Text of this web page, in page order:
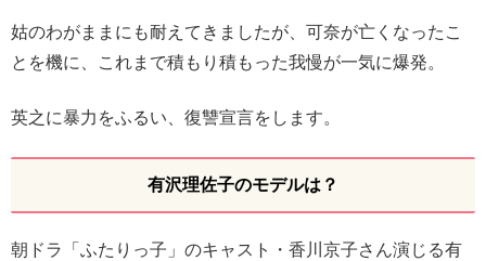
姑のわがままにも耐えてきましたが、可奈が亡くなったこ
とを機に、これまで積もり積もった我慢が一気に爆発。
英之に暴力をふるい、復讐宣言をします。
有沢理佐子のモデルは？
朝ドラ「ふたりっ子」のキャスト・香川京子さん演じる有